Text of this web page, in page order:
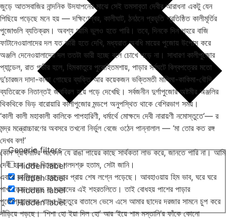
Generic filters
Hidden label
Hidden label
Hidden label
Hidden label
জুড়ে আতসবাজির নান্দনিক উদযাপনের মাঝে সেই তমসাবৃতা দেবীর আরাধনা একটু যেন
পিছিয়ে পড়েছে মনে হয় — দক্ষিণেশ্বর, কালীঘাট, ঠনঠনে প্রভৃতি প্রতিষ্ঠিত কালীমূর্তির
পুজোগুলি ব্যতিক্রম। অবশ্য আমি ভুলও হতে পারি। তবে, দিনকে দিন শহরে বাজি
ফাটানেওয়ালাদের দল যত ভারী হতে দেখি, মধ্যরাত অবধি মায়ের পুজোয় উপোস করে
অঞ্জলি দেনেওয়ালাদের দল ততটা ভারী হচ্ছে বলে চোখে পড়ে না। সাধারণ কালীপুজোর
প্যান্ডেল, রাত গভীর হলে, হিমকাতুরে পুরোহিতমশায়, পাড়ার সর্বঘটে বিল্বপত্রের মতো
দু’চারজন দাদা-কাকা গোছের ব্যক্তি আর কয়েকজন ভক্তিমতী মাসিমা-কাকিমা-বৌদি
ব্যতিরেকে নিতান্তই জনবিরল হয়ে পড়ে দেখেছি। সর্বজনীন দুর্গাপুজোর অষ্টমীর অঞ্জলির
থিকথিকে ভিড় বারোয়ারি কালীপুজোর মন্ডপে অনুপস্থিত থাকে বেশিরভাগ সময়।
‘কালী কালী মহাকালী কালিকে পাপহারিণী, ধর্মার্থে মোক্ষদে দেবী নারায়ণী নমোস্তুতে’— র
মন্দ্র মন্ত্রোচ্চারণের অবসরে তখনো নির্ভুল বেজে ওঠেন পান্নালাল — ‘মা তোর কত রঙ্গ
দেখব বল!’
কোন প্রার্থনাটির আবেদন যে রাঙা পায়ের কাছে সার্থকতা লাভ করে, জানতে পারি না। আমি
দেবী হলে কোন নিবেদনে গলদশ্রু হতাম, সেটা জানি।
এবারে কালীপুজো হেমন্তের প্রায় শেষ লগ্নে পড়েছে। আবহাওয়ায় হিম ভাব, ঘরে ঘরে
পাখা তেমন চলছে না আমাদের এই শহরতলিতে। তাই বোধহয় পাশের পাড়ার
পুজোপ্যান্ডেলের গানও উত্তুরে বাতাসে ভেসে এসে আমার ছাদের দরজার সামনে চুপ করে
দাঁড়িয়ে পড়ছে। ‘শিশা হো ইয়া দিল হো’ আর ‘ইয়ে শাম মস্তানি’র ফাঁকে কোনো